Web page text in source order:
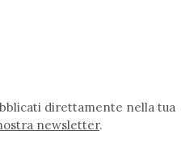
direttamente nella tua
newsletter.